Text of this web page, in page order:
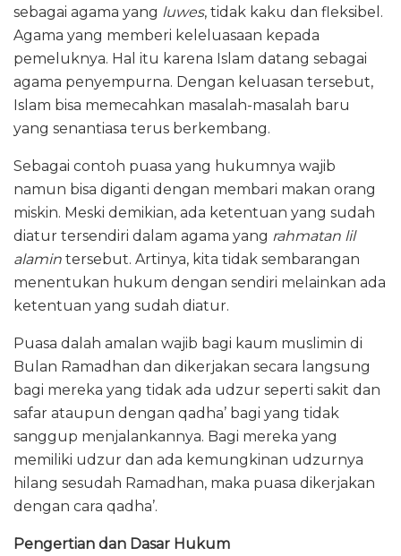
sebagai agama yang luwes, tidak kaku dan fleksibel.
Agama yang memberi keleluasaan kepada
pemeluknya. Hal itu karena Islam datang sebagai
agama penyempurna. Dengan keluasan tersebut,
Islam bisa memecahkan masalah-masalah baru
yang senantiasa terus berkembang.
Sebagai contoh puasa yang hukumnya wajib
namun bisa diganti dengan membari makan orang
miskin. Meski demikian, ada ketentuan yang sudah
diatur tersendiri dalam agama yang rahmatan lil
alamin tersebut. Artinya, kita tidak sembarangan
menentukan hukum dengan sendiri melainkan ada
ketentuan yang sudah diatur.
Puasa dalah amalan wajib bagi kaum muslimin di
Bulan Ramadhan dan dikerjakan secara langsung
bagi mereka yang tidak ada udzur seperti sakit dan
safar ataupun dengan qadha’ bagi yang tidak
sanggup menjalankannya. Bagi mereka yang
memiliki udzur dan ada kemungkinan udzurnya
hilang sesudah Ramadhan, maka puasa dikerjakan
dengan cara qadha’.
Pengertian dan Dasar Hukum